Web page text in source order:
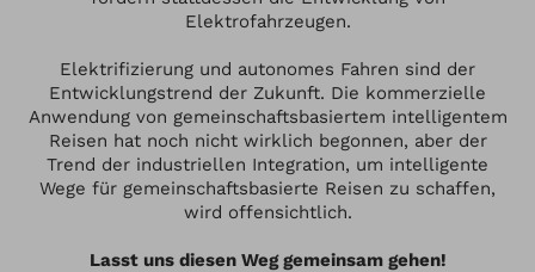
Elektrofahrzeugen.
Elektrifizierung und autonomes Fahren sind der
Entwicklungstrend der Zukunft. Die kommerzielle
Anwendung von gemeinschaftsbasiertem intelligentem
Reisen hat noch nicht wirklich begonnen, aber der
Trend der industriellen Integration, um intelligente
Wege für gemeinschaftsbasierte Reisen zu schaffen,
wird offensichtlich.
Lasst uns diesen Weg gemeinsam gehen!